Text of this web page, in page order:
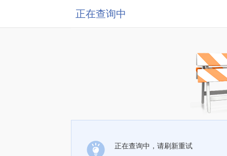
正在查询中
正在查询中，请刷新重试